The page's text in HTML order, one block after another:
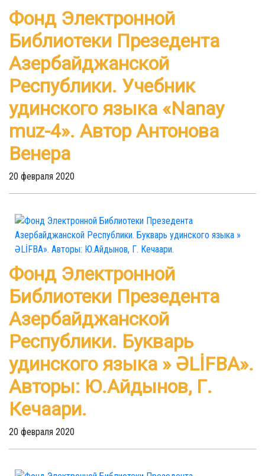
Фонд Электронной
Библиотеки Презедента
Азербайджанской
Республики. Учебник
удинского языка «Nanay
muz-4». Автор Антонова
Венера
20 февраля 2020
Фонд Электронной
Библиотеки Презедента
Азербайджанской
Республики. Букварь
удинского языка » ƏLİFBA».
Авторы: Ю.Айдынов, Г.
Кечаари.
20 февраля 2020